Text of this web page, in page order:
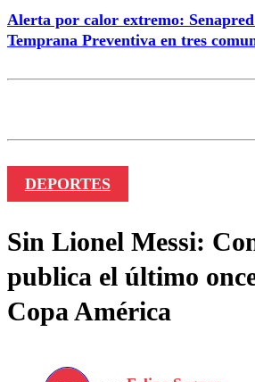
Alerta por calor extremo:
Temprana Preventiva en tres
DEPORTES
Sin Lionel Messi:
publica el último
Copa América